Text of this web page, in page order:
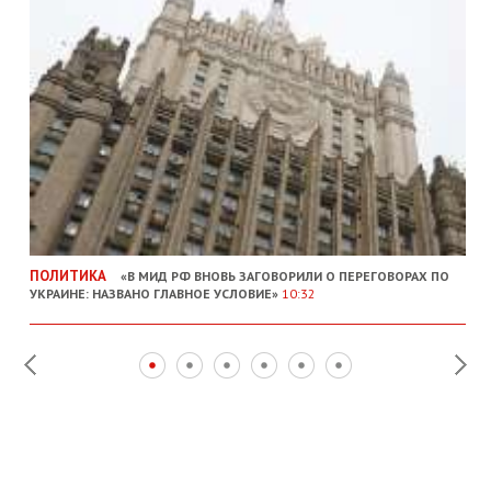
ПОЛИТИКА
«В МИД РФ ВНОВЬ ЗАГОВОРИЛИ О ПЕРЕГОВОРАХ ПО
УКРАИНЕ: НАЗВАНО ГЛАВНОЕ УСЛОВИЕ» 10:32